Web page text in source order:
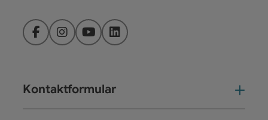
FacebookInstagramYouTubeLinkedIn
Kontaktformular